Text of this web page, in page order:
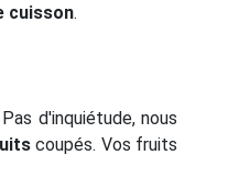
cuisson.
d'inquiétude, nous
coupés. Vos fruits